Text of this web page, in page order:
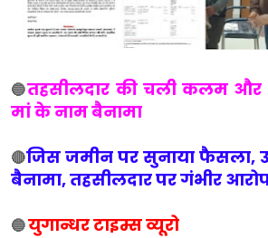
🔵तहसीलदार की चली कलम और
मां के नाम बैनामा
🔴जिस जमीन पर सुनाया फैसला,
बैनामा, तहसीलदार पर गंभीर
🔵युगान्धर टाइम्स व्यूरो